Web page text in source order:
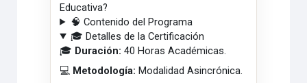
Educativa?
🧠 Contenido del Programa
🎓 Detalles de la Certificación
🎓 Duración: 40 Horas Académicas.
💻 Metodología: Modalidad Asincrónica.